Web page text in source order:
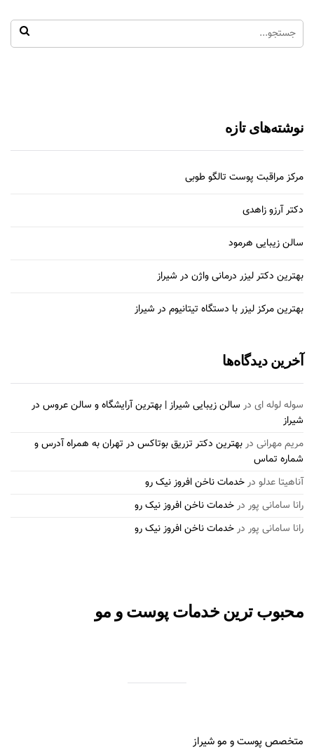
نوشته‌های تازه
مرکز مراقبت پوست تالگو طوبی
دکتر آرزو زاهدی
سالن زیبایی هرمود
بهترین دکتر لیزر درمانی واژن در شیراز
بهترین مرکز لیزر با دستگاه تیتانیوم در شیراز
آخرین دیدگاه‌ها
سوله لوله ای در سالن زیبایی شیراز | بهترین آرایشگاه و سالن عروس در
شیراز
مریم مهرانی دربهترین دکتر تزریق بوتاکس در تهران به همراه آدرس و
شماره تماس
آناهیتا عدلو درخدمات ناخن افروز نیک رو
رانا سامانی پور درخدمات ناخن افروز نیک رو
رانا سامانی پور درخدمات ناخن افروز نیک رو
محبوب ترین خدمات پوست و مو
متخصص پوست و مو شیراز